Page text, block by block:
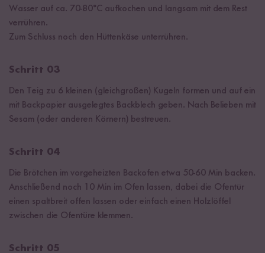
Wasser auf ca. 70-80°C aufkochen und langsam mit dem Rest
verrühren.
Zum Schluss noch den Hüttenkäse unterrühren.
Schritt 03
Den Teig zu 6 kleinen (gleichgroßen) Kugeln formen und auf ein
mit Backpapier ausgelegtes Backblech geben. Nach Belieben mit
Sesam (oder anderen Körnern) bestreuen.
Schritt 04
Die Brötchen im vorgeheizten Backofen etwa 50-60 Min backen.
Anschließend noch 10 Min im Ofen lassen, dabei die Ofentür
einen spaltbreit offen lassen oder einfach einen Holzlöffel
zwischen die Ofentüre klemmen.
Schritt 05